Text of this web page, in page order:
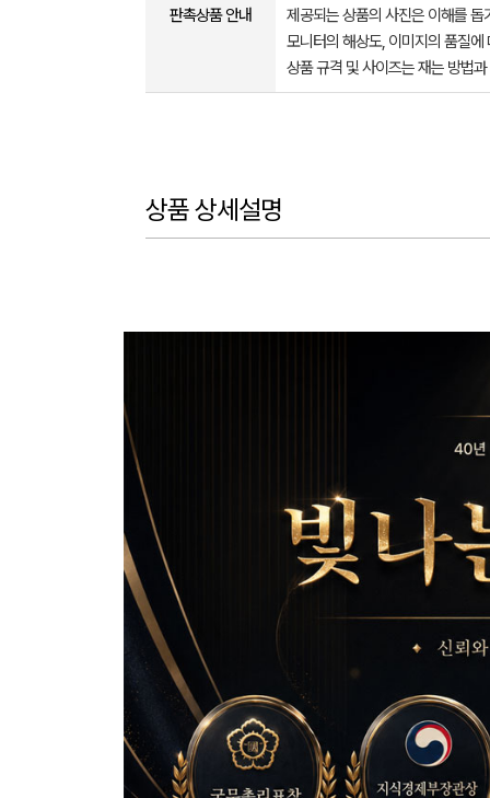
판촉상품 안내
제공되는 상품의 사진은 이해를
모니터의 해상도, 이미지의 품질
상품 규격 및 사이즈는 재는 방법
상품 상세설명